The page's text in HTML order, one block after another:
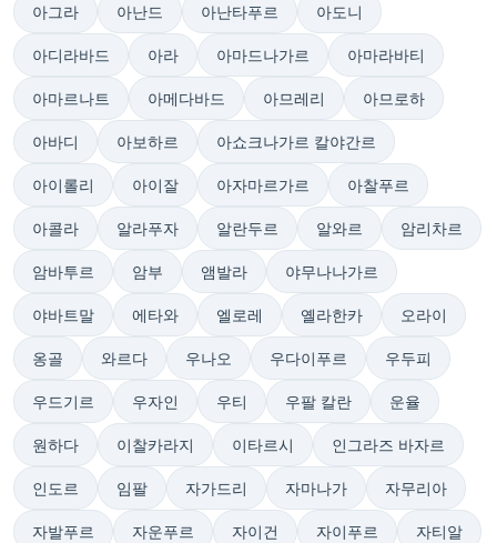
아그라 아난드 아난타푸르 아도니
아디라바드 아라 아마드나가르 아마라바티
아마르나트 아메다바드 아므레리 아므로하
아바디 아보하르 아쇼크나가르 칼야간르
아이롤리 아이잘 아자마르가르 아찰푸르
아콜라 알라푸자 알란두르 알와르 암리차르
암바투르 암부 앰발라 야무나나가르
야바트말 에타와 엘로레 옐라한카 오라이
옹골 와르다 우나오 우다이푸르 우두피
우드기르 우자인 우티 우팔 칼란 운율
원하다 이찰카라지 이타르시 인그라즈 바자르
인도르 임팔 자가드리 자마나가 자무리아
자발푸르 자운푸르 자이건 자이푸르 자티알